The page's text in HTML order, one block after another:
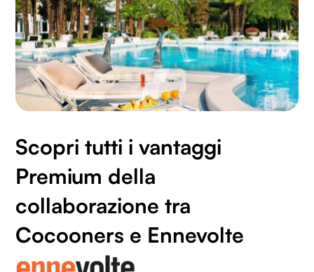
Scopri tutti i vantaggi
Premium della
collaborazione tra
Cocooners e Ennevolte